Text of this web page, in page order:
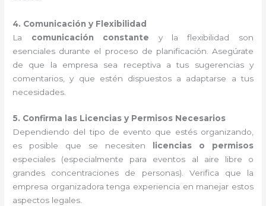
4. Comunicación y Flexibilidad
La comunicación constante y la flexibilidad son
esenciales durante el proceso de planificación. Asegúrate
de que la empresa sea receptiva a tus sugerencias y
comentarios, y que estén dispuestos a adaptarse a tus
necesidades.
5. Confirma las Licencias y Permisos Necesarios
Dependiendo del tipo de evento que estés organizando,
es posible que se necesiten
licencias o permisos
especiales (especialmente para eventos al aire libre o
grandes concentraciones de personas). Verifica que la
empresa organizadora tenga experiencia en manejar estos
aspectos legales.